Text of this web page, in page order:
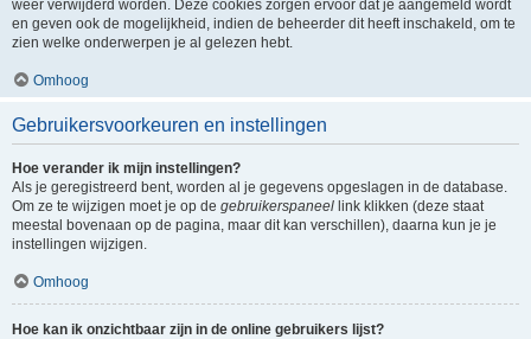
weer verwijderd worden. Deze cookies zorgen ervoor dat je aangemeld wordt
en geven ook de mogelijkheid, indien de beheerder dit heeft inschakeld, om te
zien welke onderwerpen je al gelezen hebt.
Omhoog
Gebruikersvoorkeuren en instellingen
Hoe verander ik mijn instellingen?
Als je geregistreerd bent, worden al je gegevens opgeslagen in de database.
Om ze te wijzigen moet je op de gebruikerspaneel link klikken (deze staat
meestal bovenaan op de pagina, maar dit kan verschillen), daarna kun je je
instellingen wijzigen.
Omhoog
Hoe kan ik onzichtbaar zijn in de online gebruikers lijst?